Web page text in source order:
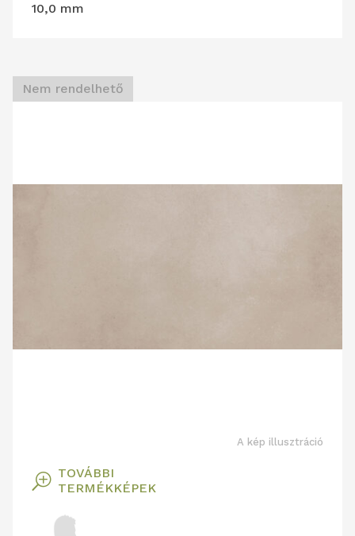
10,0 mm
Nem rendelhető
A kép illusztráció
T TOVÁBBI
TERMÉKKÉPEK